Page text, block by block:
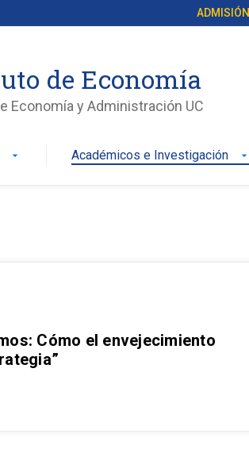
ADMISIÓN
de Economía
Economía y Administración UC
arrow_drop_down Académicos e Investigación arrow_drop_down
Cómo el envejecimiento